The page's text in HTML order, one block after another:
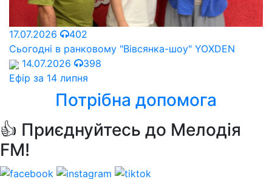
17.07.2026
402
Сьогодні в ранковому "Вівсянка-шоу" YOXDEN
14.07.2026
398
Ефір за 14 липня
Потрібна допомога
👍 Приєднуйтесь до Мелодія
FM!